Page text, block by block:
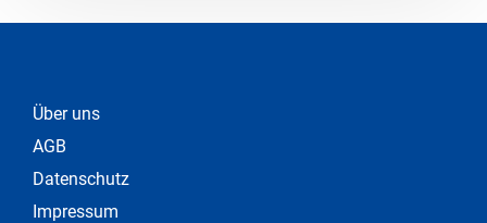
Über uns
AGB
Datenschutz
Impressum